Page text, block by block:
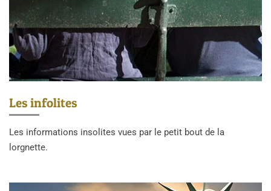
Les infolites
Les informations insolites vues par le petit bout de la
lorgnette.